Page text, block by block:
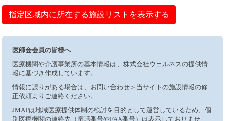
指定区域内に所在する施設リストを表示する
医師会会員の皆様へ
医療機関や介護事業所の基本情報は、株式会社ウェルネスの提供情
報に基づき作成しています。
情報に誤りがある場合は、お問い合わせ＞当サイトの施設情報の修
正依頼よりご連絡ください。
JMAPは地域医療提供体制の検討を目的として運営しているため、個
別医療機関の連絡先（電話番号やFAX番号）は表示しておりませ